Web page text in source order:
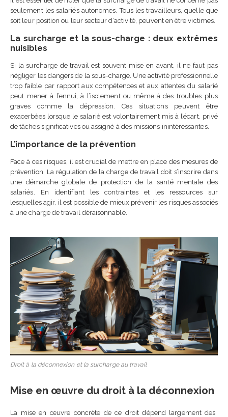
seulement les salariés autonomes. Tous les travailleurs, quelle que
soit leur position ou leur secteur d’activité, peuvent en être victimes.
La surcharge et la sous-charge : deux extrêmes
nuisibles
Si la surcharge de travail est souvent mise en avant, il ne faut pas
négliger les dangers de la sous-charge. Une activité professionnelle
trop faible par rapport aux compétences et aux attentes du salarié
peut mener à l’ennui, à l’isolement ou même à des troubles plus
graves comme la dépression. Ces situations peuvent être
exacerbées lorsque le salarié est volontairement mis à l’écart, privé
de tâches significatives ou assigné à des missions inintéressantes.
L’importance de la prévention
Face à ces risques, il est crucial de mettre en place des mesures de
prévention. La régulation de la charge de travail doit s’inscrire dans
une démarche globale de protection de la santé mentale des
salariés. En identifiant les contraintes et les ressources sur
lesquelles agir, il est possible de mieux prévenir les risques associés
à une charge de travail déraisonnable.
Droit à la déconnexion et la surcharge au travail
Mise en œuvre du droit à la déconnexion
La mise en œuvre concrète de ce droit dépend largement des